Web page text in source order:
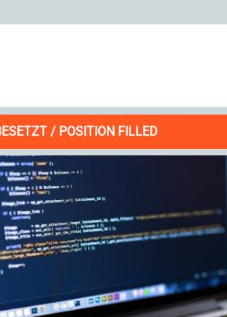
/ POSITION FILLED